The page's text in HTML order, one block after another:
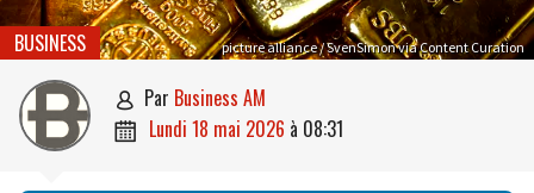
picture alliance / SvenSimon via Content Curation
BUSINESS
 par Business AM
 lundi 18 mai 2026 à 08:31